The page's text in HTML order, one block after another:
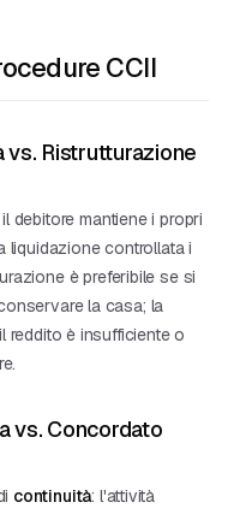
CCII
vs. Ristrutturazione
il debitore mantiene i propri
liquidazione controllata i
è preferibile se si
la casa; la
reddito è insufficiente o
vs. Concordato
continuità: l'attività